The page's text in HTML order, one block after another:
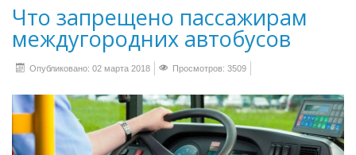
Что запрещено пассажирам
междугородних автобусов
Опубликовано: 02 марта 2018 Просмотров: 3509